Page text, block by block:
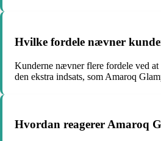
Hvilke fordele nævner
Kunderne nævner flere fordele ved
den ekstra indsats, som Amaroq
Hvordan reagerer Amaroq